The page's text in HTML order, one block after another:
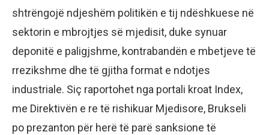
shtrëngojë ndjeshëm politikën e tij ndëshkuese në
sektorin e mbrojtjes së mjedisit, duke synuar
deponitë e paligjshme, kontrabandën e mbetjeve të
rrezikshme dhe të gjitha format e ndotjes
industriale. Siç raportohet nga portali kroat Index,
me Direktivën e re të rishikuar Mjedisore, Brukseli
po prezanton për herë të parë sanksione të